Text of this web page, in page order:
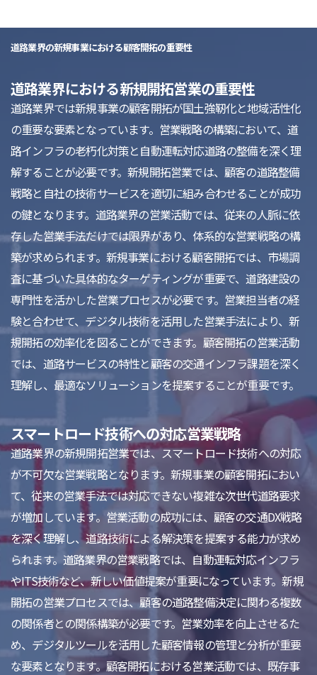
道路業界の新規事業における顧客開拓の重要性
道路業界における新規開拓営業の重要性
道路業界では新規事業の顧客開拓が国土強靭化と地域活性化
の重要な要素となっています。営業戦略の構築において、道
路インフラの老朽化対策と自動運転対応道路の整備を深く理
解することが必要です。新規開拓営業では、顧客の道路整備
戦略と自社の技術サービスを適切に組み合わせることが成功
の鍵となります。道路業界の営業活動では、従来の人脈に依
存した営業手法だけでは限界があり、体系的な営業戦略の構
築が求められます。新規事業における顧客開拓では、市場調
査に基づいた具体的なターゲティングが重要で、道路建設の
専門性を活かした営業プロセスが必要です。営業担当者の経
験と合わせて、デジタル技術を活用した営業手法により、新
規開拓の効率化を図ることができます。顧客開拓の営業活動
では、道路サービスの特性と顧客の交通インフラ課題を深く
理解し、最適なソリューションを提案することが重要です。
スマートロード技術への対応営業戦略
道路業界の新規開拓営業では、スマートロード技術への対応
が不可欠な営業戦略となります。新規事業の顧客開拓におい
て、従来の営業手法では対応できない複雑な次世代道路要求
が増加しています。営業活動の成功には、顧客の交通DX戦略
を深く理解し、道路技術による解決策を提案する能力が求め
られます。道路業界の営業戦略では、自動運転対応インフラ
やITS技術など、新しい価値提案が重要になっています。新規
開拓の営業プロセスでは、顧客の道路整備決定に関わる複数
の関係者との関係構築が必要です。営業効率を向上させるた
め、デジタルツールを活用した顧客情報の管理と分析が重要
な要素となります。顧客開拓における営業活動では、既存事